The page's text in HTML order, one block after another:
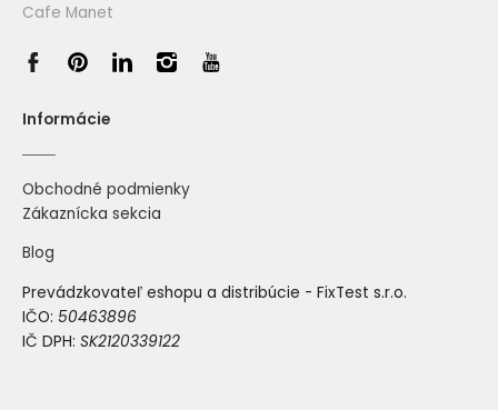
Cafe Manet
Informácie
Obchodné podmienky
Zákaznícka sekcia
Blog
Prevádzkovateľ eshopu a distribúcie - FixTest s.r.o.
IČO: 50463896
IČ DPH: SK2120339122